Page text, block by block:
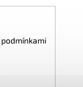
podmínkami